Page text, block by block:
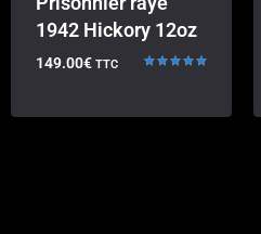
1942 Hickory 12oz
149.00€ TTC